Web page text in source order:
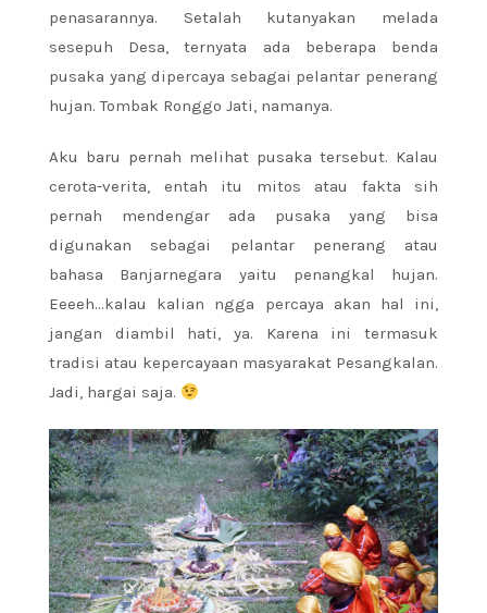
penasarannya. Setalah kutanyakan melada
sesepuh Desa, ternyata ada beberapa benda
pusaka yang dipercaya sebagai pelantar penerang
hujan. Tombak Ronggo Jati, namanya.
Aku baru pernah melihat pusaka tersebut. Kalau
cerota-verita, entah itu mitos atau fakta sih
pernah mendengar ada pusaka yang bisa
digunakan sebagai pelantar penerang atau
bahasa Banjarnegara yaitu penangkal hujan.
Eeeeh…kalau kalian ngga percaya akan hal ini,
jangan diambil hati, ya. Karena ini termasuk
tradisi atau kepercayaan masyarakat Pesangkalan.
Jadi, hargai saja.